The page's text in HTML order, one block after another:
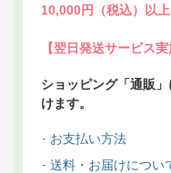
10,000円（税込）以
【翌日発送サービス実
ショッピング「通販
けます。
お支払い方法
送料・お届けについ